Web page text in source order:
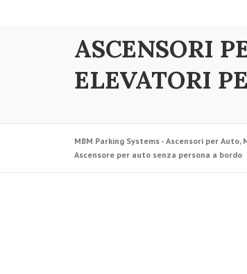
ASCENSORI
ELEVATORI
MBM Parking Systems - Ascensori per
Ascensore per auto senza persona a bordo